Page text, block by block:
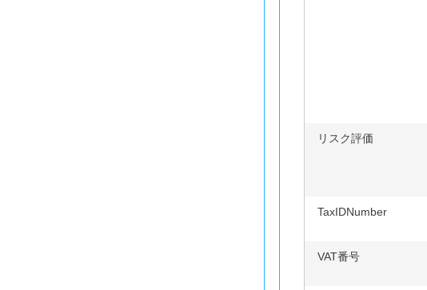
リスク評価
TaxIDNumber
VAT番号